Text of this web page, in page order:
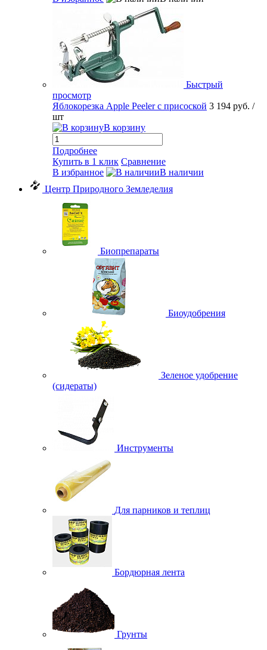
Быстрый
просмотр
Яблокорезка Apple Peeler с присоской 3 194 руб. /
шт
В корзину
Подробнее
Купить в 1 клик Сравнение
В избранное
В наличии
Центр Природного Земледелия
Биопрепараты
Биоудобрения
Зеленое удобрение
(сидераты)
Инструменты
Для парников и теплиц
Бордюрная лента
Грунты